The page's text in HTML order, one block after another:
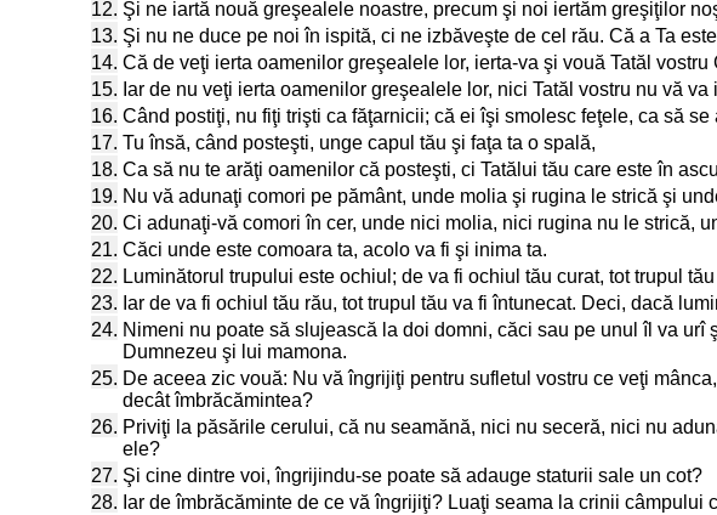
12. Şi ne iartă nouă greşealele noastre, precum şi noi iertăm greşiţilor
13. Şi nu ne duce pe noi în ispită, ci ne izbăveşte de cel rău. Că a Ta
14. Că de veţi ierta oamenilor greşealele lor, ierta-va şi vouă Tatăl vostru
15. Iar de nu veţi ierta oamenilor greşealele lor, nici Tatăl vostru nu vă
16. Când postiţi, nu fiţi trişti ca făţarnicii; că ei îşi smolesc feţele, ca să
17. Tu însă, când posteşti, unge capul tău şi faţa ta o spală,
18. Ca să nu te arăţi oamenilor că posteşti, ci Tatălui tău care este în
19. Nu vă adunaţi comori pe pământ, unde molia şi rugina le strică şi
20. Ci adunaţi-vă comori în cer, unde nici molia, nici rugina nu le strică,
21. Căci unde este comoara ta, acolo va fi şi inima ta.
22. Luminătorul trupului este ochiul; de va fi ochiul tău curat, tot trupul
23. Iar de va fi ochiul tău rău, tot trupul tău va fi întunecat. Deci, dacă
24. Nimeni nu poate să slujească la doi domni, căci sau pe unul îl va
Dumnezeu şi lui mamona.
25. De aceea zic vouă: Nu vă îngrijiţi pentru sufletul vostru ce veţi
decât îmbrăcămintea?
26. Priviţi la păsările cerului, că nu seamănă, nici nu seceră, nici nu
ele?
27. Şi cine dintre voi, îngrijindu-se poate să adauge staturii sale un cot?
28. Iar de îmbrăcăminte de ce vă îngrijiţi? Luaţi seama la crinii câmpului